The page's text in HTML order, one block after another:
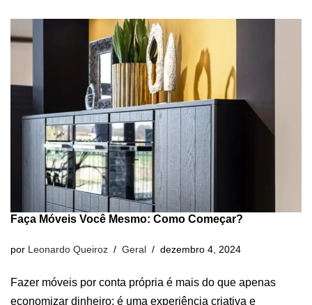
Faça Móveis Você Mesmo: Como Começar?
por Leonardo Queiroz Geral dezembro 4, 2024
Fazer móveis por conta própria é mais do que apenas
economizar dinheiro; é uma experiência criativa e